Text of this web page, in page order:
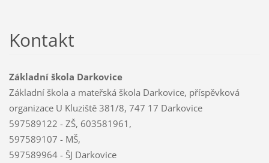
Kontakt
Základní škola Darkovice
Základní škola a mateřská škola Darkovice, příspěvková
organizace U Kluziště 381/8, 747 17 Darkovice
597589122 - ZŠ, 603581961,
597589107 - MŠ,
597589964 - ŠJ Darkovice